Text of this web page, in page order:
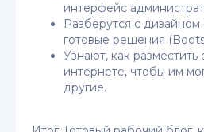
интерфейс
Разберутся с дизайном
готовые решения
Узнают, как разместить
интернете, чтобы им
другие.